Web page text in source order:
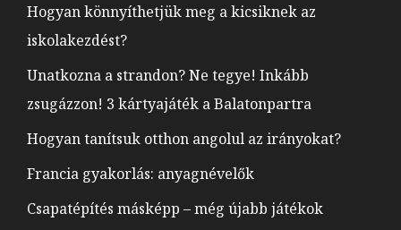
Hogyan könnyíthetjük meg a kicsiknek az
iskolakezdést?
Unatkozna a strandon? Ne tegye! Inkább
zsugázzon! 3 kártyajáték a Balatonpartra
Hogyan tanítsuk otthon angolul az irányokat?
Francia gyakorlás: anyagnévelők
Csapatépítés másképp – még újabb játékok